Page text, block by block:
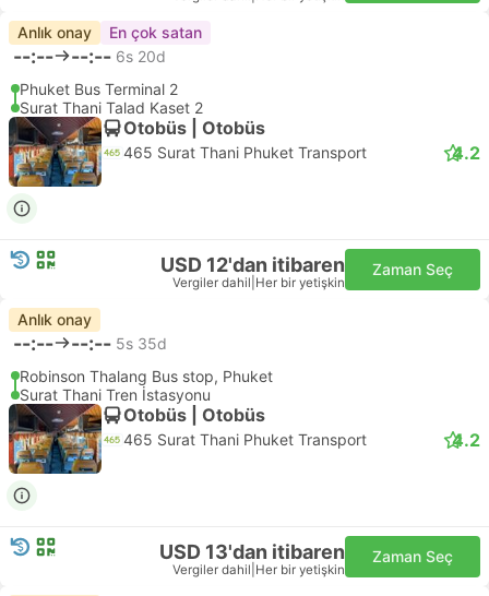
Anlık onay En çok satan
--:-- --:-- 6s 20d
Phuket Bus Terminal 2
Surat Thani Talad Kaset 2
Otobüs | Otobüs
465 Surat Thani Phuket Transport 4.2
USD 12'dan itibaren
Vergiler dahil Her bir yetişkin
Zaman Seç
Anlık onay
--:-- --:-- 5s 35d
Robinson Thalang Bus stop, Phuket
Surat Thani Tren İstasyonu
Otobüs | Otobüs
465 Surat Thani Phuket Transport 4.2
USD 13'dan itibaren
Vergiler dahil Her bir yetişkin
Zaman Seç